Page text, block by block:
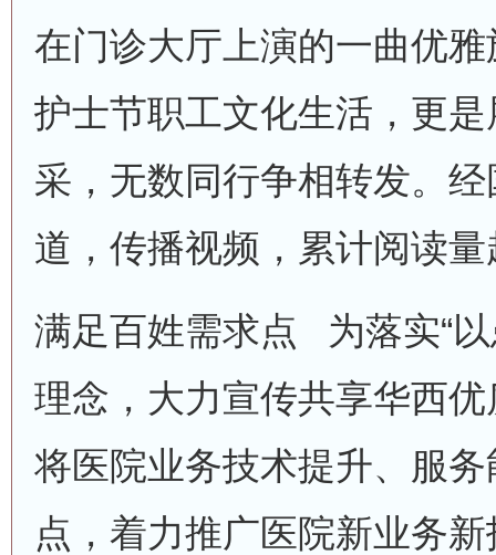
在门诊大厅上演的一曲优
护士节职工文化生活，更
采，无数同行争相转发。
道，传播视频，累计阅读
满足百姓需求点 为落实“
理念，大力宣传共享华西
将医院业务技术提升、服
点，着力推广医院新业务